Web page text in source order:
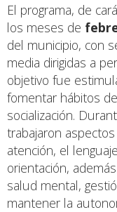
El programa, de
los meses de
del municipio, con
media dirigidas a
objetivo fue
fomentar hábitos
socialización.
trabajaron
atención, el
orientación,
salud mental,
mantener la